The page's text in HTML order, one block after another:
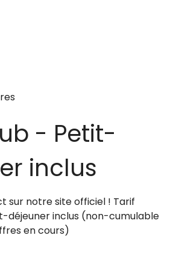
- Petit-
inclus
sur notre site officiel ! Tarif
déjeuner inclus (non-cumulable
en cours)